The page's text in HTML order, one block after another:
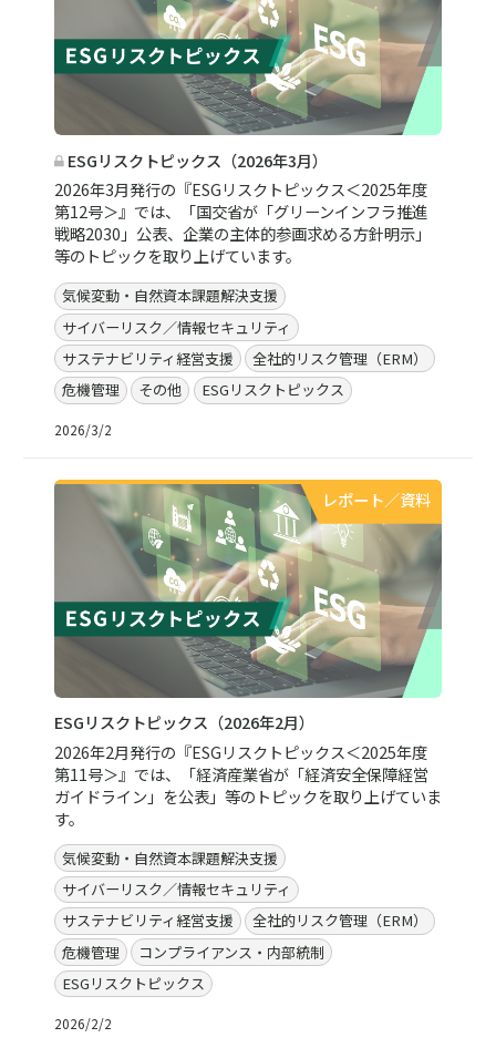
ESGリスクトピックス（2026年3月）
2026年3月発行の『ESGリスクトピックス＜2025年度
第12号＞』では、「国交省が「グリーンインフラ推進
戦略2030」公表、企業の主体的参画求める方針明示」
等のトピックを取り上げています。
気候変動・自然資本課題解決支援
サイバーリスク／情報セキュリティ
サステナビリティ経営支援
全社的リスク管理（ERM）
危機管理
その他 ESGリスクトピックス
2026/3/2
レポート／資料
ESGリスクトピックス（2026年2月）
2026年2月発行の『ESGリスクトピックス＜2025年度
第11号＞』では、「経済産業省が「経済安全保障経営
ガイドライン」を公表」等のトピックを取り上げていま
す。
気候変動・自然資本課題解決支援
サイバーリスク／情報セキュリティ
サステナビリティ経営支援
全社的リスク管理（ERM）
危機管理
コンプライアンス・内部統制
ESGリスクトピックス
2026/2/2